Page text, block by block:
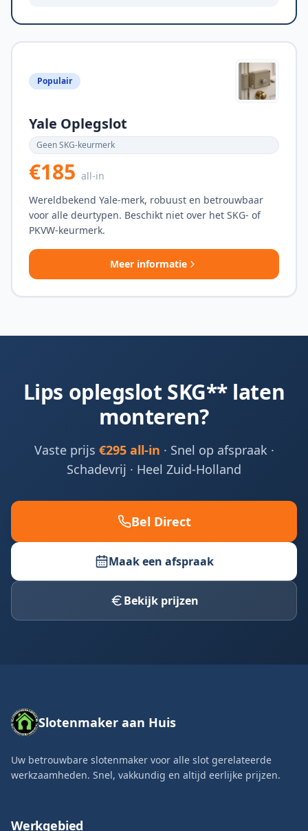
Populair
Yale Oplegslot
Geen SKG-keurmerk
€185 all-in
Wereldbekend Yale-merk, robuust en betrouwbaar
voor alle deurtypen. Beschikt niet over het SKG- of
PKVW-keurmerk.
Meer informatie
Lips oplegslot SKG** laten
monteren?
Vaste prijs €295 all-in · Snel op afspraak ·
Schadevrij · Heel Zuid-Holland
Bel Direct
Maak een afspraak
Bekijk prijzen
Slotenmaker aan Huis
Uw betrouwbare slotenmaker voor alle slot gerelateerde
werkzaamheden. Snel, vakkundig en altijd eerlijke prijzen.
Werkgebied